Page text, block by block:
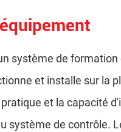
système de
et installe sur la
et la capacité
système de contrôle.